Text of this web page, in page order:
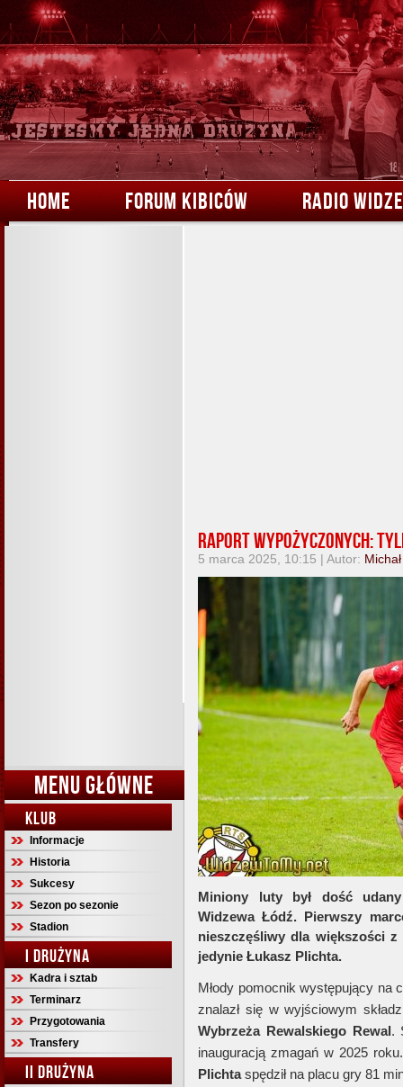
HOME FORUM KIBICÓW RADIO
MENU GŁÓWNE
KLUB
Informacje
Historia
Sukcesy
Sezon po sezonie
Stadion
I DRUŻYNA
Kadra i sztab
Terminarz
Przygotowania
Transfery
II DRUŻYNA
Raport wypożyczonych:
5 marca 2025, 10:15 | Autor: Michał
Miniony luty był dość
Widzewa Łódź. Pierwszy
nieszczęśliwy dla większości
jedynie Łukasz Plichta.
Młody pomocnik występujący na
znalazł się w wyjściowym
Wybrzeża Rewalskiego Rewal.
inauguracją zmagań w 2025
Plichtaspędził na placu gry 81